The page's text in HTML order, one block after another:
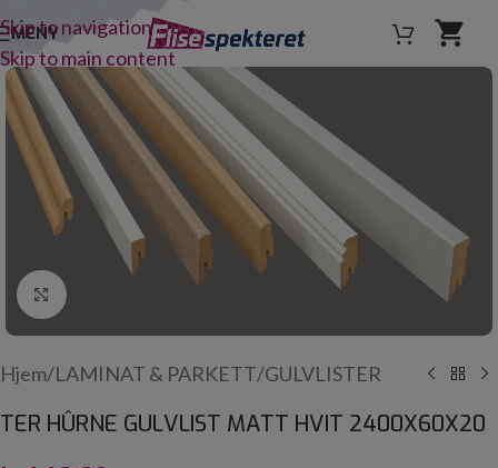
Skip to navigation
Skip to main content
MENY
Click to enlarge
Hjem/LAMINAT & PARKETT/GULVLISTER
TER HÛRNE GULVLIST MATT HVIT 2400X60X20